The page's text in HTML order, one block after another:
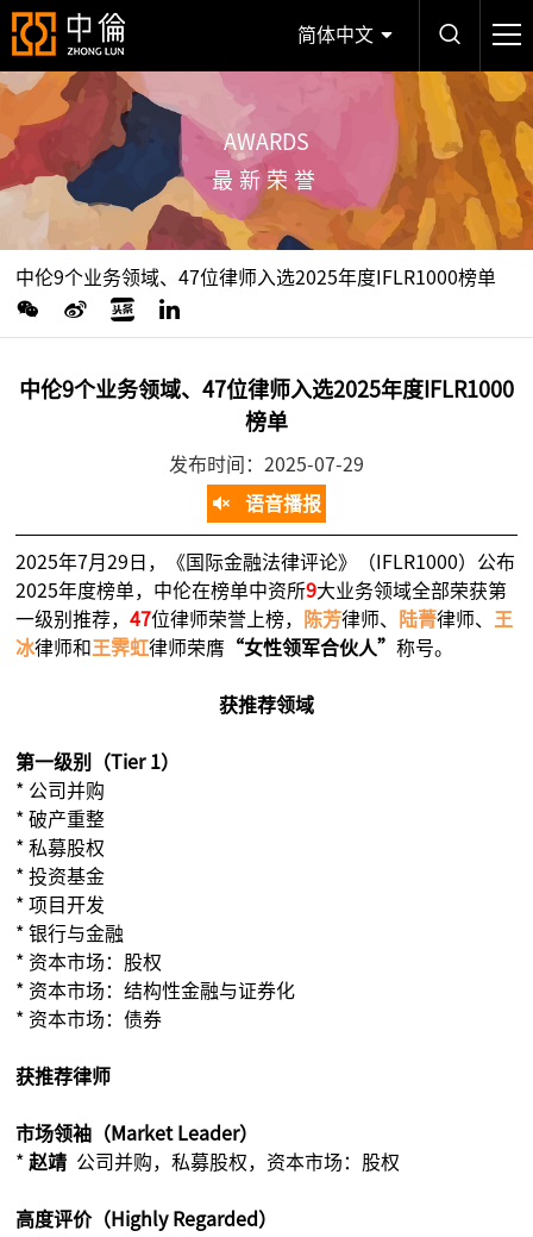
简体中文
AWARDS
最新荣誉
中伦9个业务领域、47位律师入选2025年度IFLR1000榜单
中伦9个业务领域、47位律师入选2025年度IFLR1000
榜单
发布时间：2025-07-29
语音播报
2025年7月29日，《国际金融法律评论》（IFLR1000）公布
2025年度榜单，中伦在榜单中资所9大业务领域全部荣获第
一级别推荐，47位律师荣誉上榜， 陈芳律师、 陆菁律师、 王
冰律师和王霁虹律师荣膺 “女性领军合伙人”称号。
获推荐领域
第一级别（Tier 1）
* 公司并购
* 破产重整
* 私募股权
* 投资基金
* 项目开发
* 银行与金融
* 资本市场：股权
* 资本市场：结构性金融与证券化
* 资本市场：债券
获推荐律师
市场领袖（Market Leader）
*赵靖 公司并购，私募股权，资本市场：股权
高度评价（Highly Regarded）